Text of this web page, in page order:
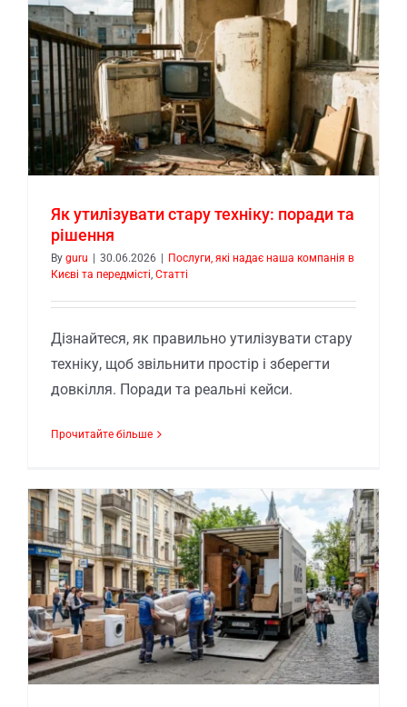
Як утилізувати стару техніку: поради та
рішення
By guru | 30.06.2026 | Послуги, які надає наша компанія в
Києві та передмісті Статті
Дізнайтеся, як правильно утилізувати стару
техніку, щоб звільнити простір і зберегти
довкілля. Поради та реальні кейси.
Прочитайте більше